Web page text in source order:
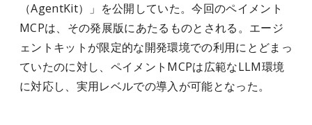
（AgentKit）」を公開していた。今回のペイメント
MCPは、その発展版にあたるものとされる。エージ
ェントキットが限定的な開発環境での利用にとどまっ
ていたのに対し、ペイメントMCPは広範なLLM環境
に対応し、実用レベルでの導入が可能となった。